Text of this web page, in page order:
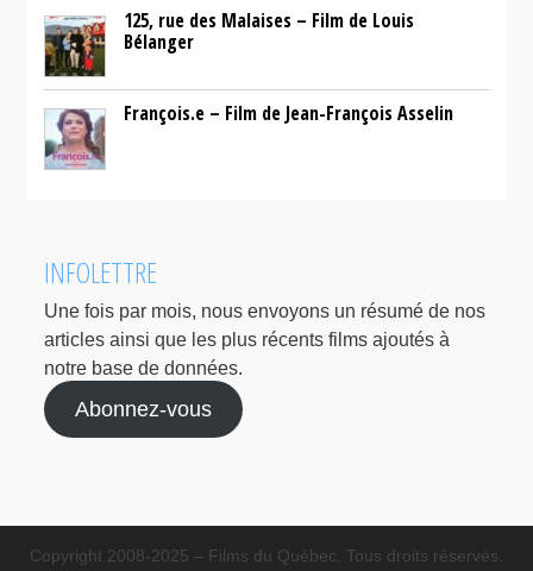
125, rue des Malaises – Film de Louis
Bélanger
François.e – Film de Jean-François Asselin
INFOLETTRE
Une fois par mois, nous envoyons un résumé de nos
articles ainsi que les plus récents films ajoutés à
notre base de données.
Abonnez-vous
Copyright 2008-2025 – Films du Québec. Tous droits réservés.